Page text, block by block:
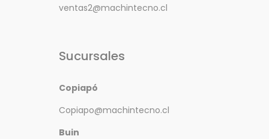
ventas2@machintecno.cl
Sucursales
Copiapó
Copiapo@machintecno.cl
Buin